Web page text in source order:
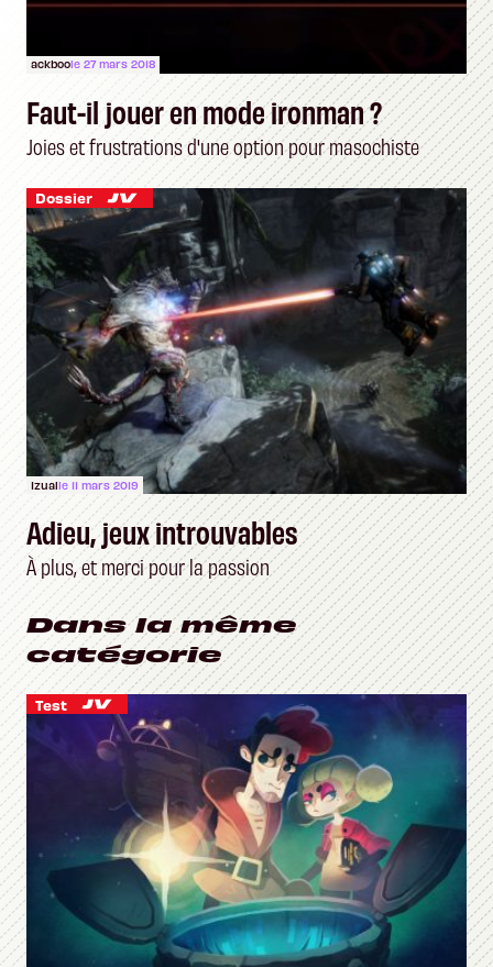
ackboole 27 mars 2018
Faut-il jouer en mode ironman ?
Joies et frustrations d'une option pour masochiste
Dossier
Izualle 11 mars 2019
Adieu, jeux introuvables
À plus, et merci pour la passion
Dans la même
catégorie
Test